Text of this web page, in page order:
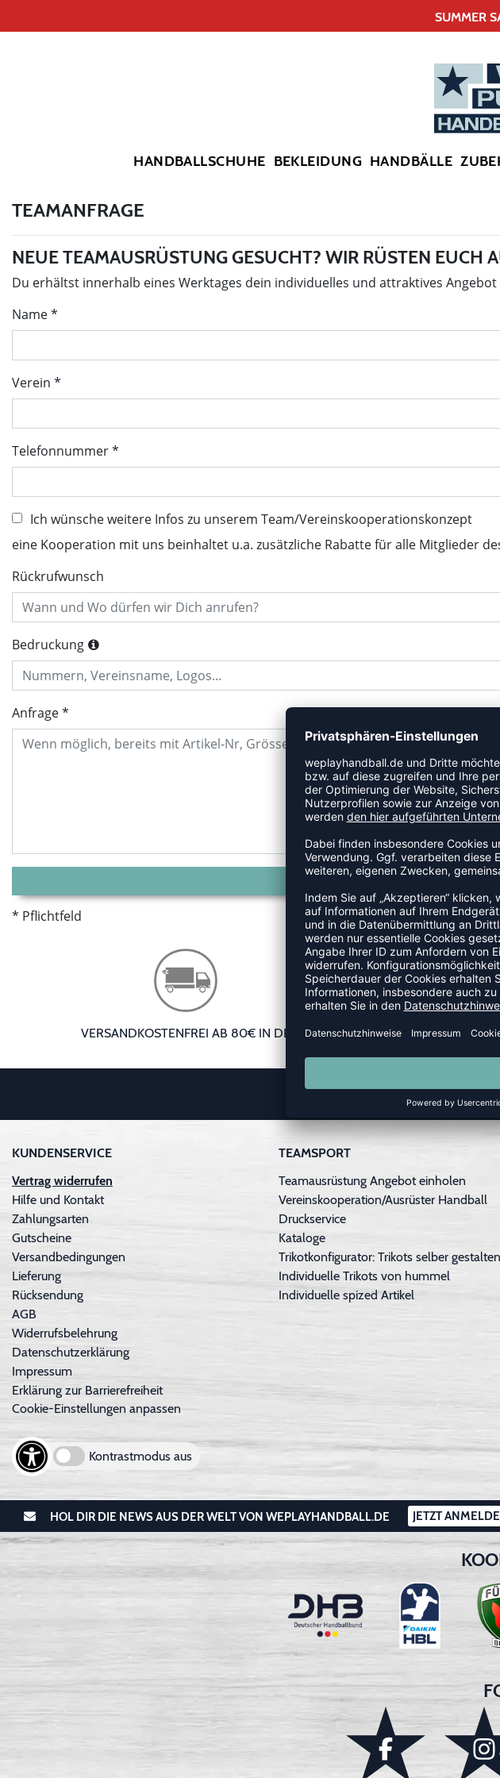
SUMMER
HANDBALLSCHUHE BEKLEIDUNG HANDBÄLLE
TEAMANFRAGE
NEUE TEAMAUSRÜSTUNG GESUCHT? WIR RÜSTEN EUCH
Du erhältst innerhalb eines Werktages dein individuelles und attraktives
Name
Verein
Telefonnummer
Ich wünsche weitere Infos zu unserem Team/Vereinskooperationskonzept
eine Kooperation mit uns beinhaltet u.a. zusätzliche Rabatte für alle Mitglieder
Rückrufwunsch
Bedruckung
Anfrage
Pflichtfeld
VERSANDKOSTENFREI AB 80€ IN DE GELD-
KUNDENSERVICE
Vertrag widerrufen
Hilfe und Kontakt
Zahlungsarten
Gutscheine
Versandbedingungen
Lieferung
Rücksendung
AGB
Widerrufsbelehrung
Datenschutzerklärung
Impressum
Erklärung zur Barrierefreiheit
Cookie-Einstellungen anpassen
Kontrastmodus aus
TEAMSPORT
Teamausrüstung Angebot einholen
Vereinskooperation/Ausrüster Handball
Druckservice
Kataloge
Trikotkonfigurator: Trikots selber gestalten
Individuelle Trikots von hummel
Individuelle spized Artikel
HOL DIR DIE NEWS AUS DER WELT VON WEPLAYHANDBALL.DE JETZT